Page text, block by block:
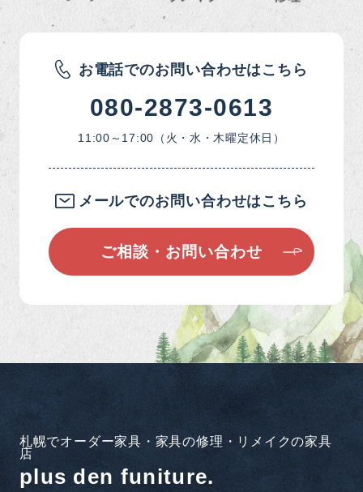
お電話でのお問い合わせはこちら
080-2873-0613
11:00～17:00（火・水・木曜定休日）
メールでのお問い合わせはこちら
ご相談・お問い合わせ
札幌でオーダー家具・家具の修理・リメイクの家具
店
plus den funiture.